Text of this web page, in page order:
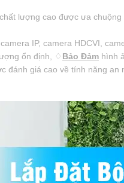
lượng cao được ưa
IP, camera HDCVI,
ổn định, ♢ Bảo Đảm hình
đánh giá cao về tính năng